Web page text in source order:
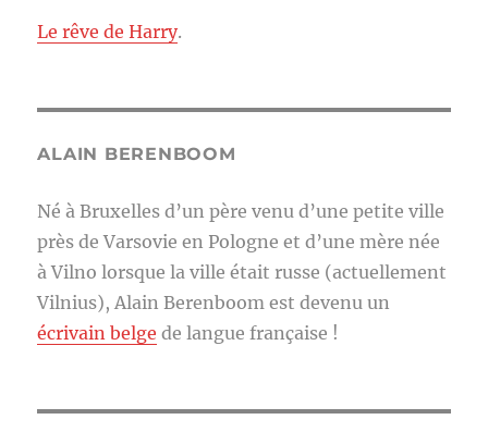
Le rêve de Harry.
ALAIN BERENBOOM
Né à Bruxelles d’un père venu d’une petite ville
près de Varsovie en Pologne et d’une mère née
à Vilno lorsque la ville était russe (actuellement
Vilnius), Alain Berenboom est devenu un
écrivain belge de langue française !